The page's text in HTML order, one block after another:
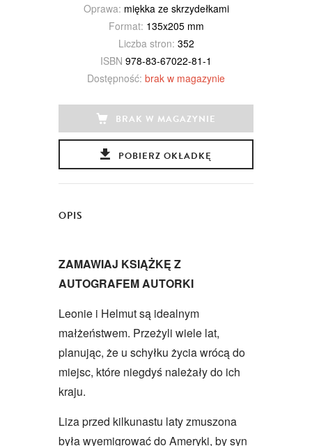
Oprawa: miękka ze skrzydełkami
Format: 135x205 mm
Liczba stron: 352
ISBN 978-83-67022-81-1
Dostępność: brak w magazynie
BRAK W MAGAZYNIE
POBIERZ OKŁADKĘ
OPIS
ZAMAWIAJ KSIĄŻKĘ Z
AUTOGRAFEM AUTORKI
Leonie i Helmut są idealnym
małżeństwem. Przeżyli wiele lat,
planując, że u schyłku życia wrócą do
miejsc, które niegdyś należały do ich
kraju.
Liza przed kilkunastu laty zmuszona
była wyemigrować do Ameryki, by syn